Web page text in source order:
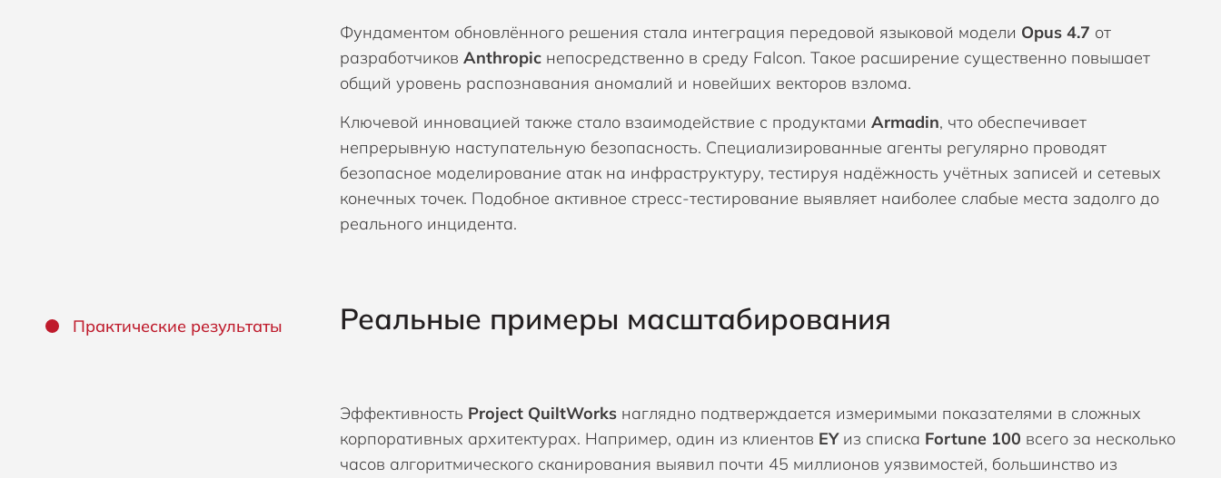
Фундаментом обновлённого решения стала интеграция передовой языковой модели Opus 4.7 от
разработчиков Anthropic непосредственно в среду Falcon. Такое расширение существенно повышает
общий уровень распознавания аномалий и новейших векторов взлома.
Ключевой инновацией также стало взаимодействие с продуктами Armadin, что обеспечивает
непрерывную наступательную безопасность. Специализированные агенты регулярно проводят
безопасное моделирование атак на инфраструктуру, тестируя надёжность учётных записей и сетевых
конечных точек. Подобное активное стресс-тестирование выявляет наиболее слабые места задолго до
реального инцидента.
Практические результаты Реальные примеры масштабирования
Эффективность Project QuiltWorks наглядно подтверждается измеримыми показателями в сложных
корпоративных архитектурах. Например, один из клиентов EYиз списка Fortune 100 всего за несколько
часов алгоритмического сканирования выявил почти 45 миллионов уязвимостей, большинство из